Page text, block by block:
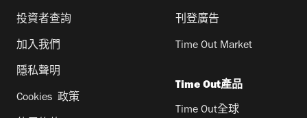
投資者查詢
加入我們
隱私聲明
Cookies 政策
刊登廣告
Time Out Market
Time Out產品
Time Out全球